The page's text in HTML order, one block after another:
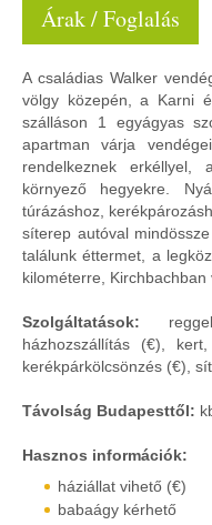
Árak / Foglalás
A családias Walker
völgy közepén, a Karni
szálláson 1 egyágyas
apartman várja
rendelkeznek
környező hegyekre.
túrázáshoz,
síterep autóval
találunk éttermet, a
kilométerre, Kirchbachban
​Szolgáltatások:
házhozszállítás (€),
kerékpárkölcsönzés (€),
​Távolság Budapesttől:
​Hasznos információk:
háziállat vihető (€)
babaágy kérhető